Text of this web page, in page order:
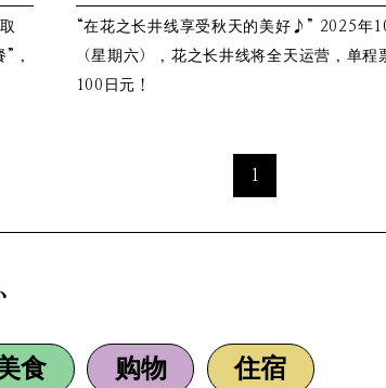
，
“在花之长井线享受秋天的美好♪” 2025年
（星期六），花之长井线将全天运营，单程
100日元！
1
食 购物 住宿